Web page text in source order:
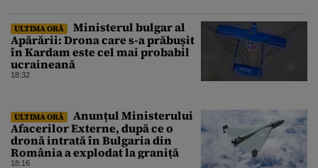
ULTIMA ORĂ
Ministerul bulgar al
Apărării: Drona care s-a prăbușit
în Kardam este cel mai probabil
ucraineană
18:32
ULTIMA ORĂ
Anunțul Ministerului
Afacerilor Externe, după ce o
dronă intrată în Bulgaria din
România a explodat la graniță
18:16